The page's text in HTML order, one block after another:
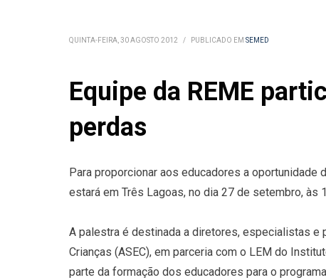
QUINTA-FEIRA, 30 AGOSTO 2012 / PUBLICADO EM SEMED
Equipe da REME
perdas
Para proporcionar aos educadores a
estará em Três Lagoas, no dia 27 de setembro, às
A palestra é destinada a diretores, especialistas e
Crianças (ASEC), em parceria com o LEM do
parte da formação dos educadores para o programa